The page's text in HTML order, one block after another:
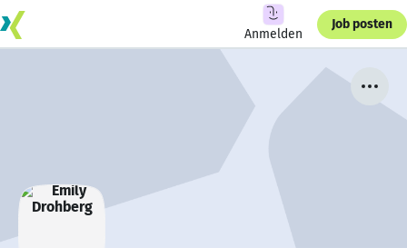
Anmelden
Job posten